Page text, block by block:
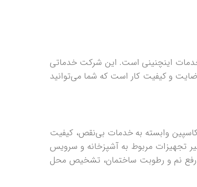
منطقه 10 بهترین انتخاب برای دریافت خدمات اینچنینی است. این شرکت خدماتی
و کیفیت کار است که شما می‌توانید
وابسته به خدمات بی‌نقص، کیفیت
تجهیزات مربوط به آشپزخانه و سرویس
رفع نم و رطوبت ساختمان، تشخیص محل